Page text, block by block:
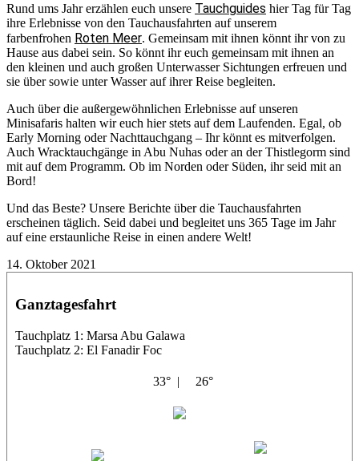
Rund ums Jahr erzählen euch unsere Tauchguides hier Tag für Tag
ihre Erlebnisse von den Tauchausfahrten auf unserem
farbenfrohen Roten Meer. Gemeinsam mit ihnen könnt ihr von zu
Hause aus dabei sein. So könnt ihr euch gemeinsam mit ihnen an
den kleinen und auch großen Unterwasser Sichtungen erfreuen und
sie über sowie unter Wasser auf ihrer Reise begleiten.
Auch über die außergewöhnlichen Erlebnisse auf unseren
Minisafaris halten wir euch hier stets auf dem Laufenden. Egal, ob
Early Morning oder Nachttauchgang – Ihr könnt es mitverfolgen.
Auch Wracktauchgänge in Abu Nuhas oder an der Thistlegorm sind
mit auf dem Programm. Ob im Norden oder Süden, ihr seid mit an
Bord!
Und das Beste? Unsere Berichte über die Tauchausfahrten
erscheinen täglich. Seid dabei und begleitet uns 365 Tage im Jahr
auf eine erstaunliche Reise in einen andere Welt!
14. Oktober 2021
Ganztagesfahrt
Tauchplatz 1: Marsa Abu Galawa
Tauchplatz 2: El Fanadir Foc
33° | 26°